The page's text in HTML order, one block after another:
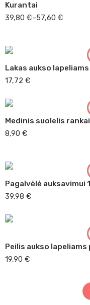
Kurantai
39,80 €–57,60 €
Lakas aukso lapeliams
17,72 €
Medinis suolelis rankai
8,90 €
Pagalvėlė auksavimui
39,98 €
19,90 €